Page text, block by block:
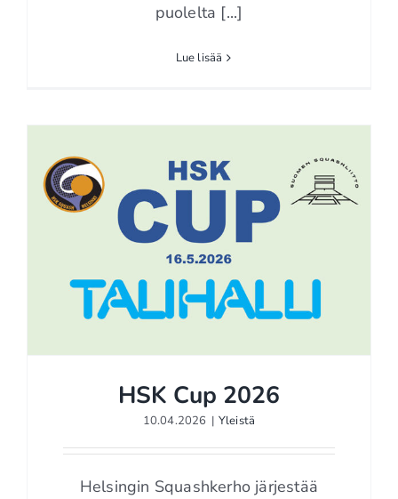
puolelta [...]
Lue lisää
HSK Cup 2026
HSK Cup 2026
10.04.2026 | Yleistä
Helsingin Squashkerho järjestää